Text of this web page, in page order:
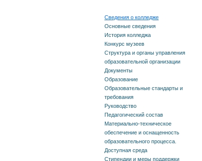
деятельность
Вакантные места для
приема (перевода)
обучающихся
Противодействие
коррупции
Профилактика терроризма
и экстремизма
Сведения о колледже
Основные сведения
История колледжа
Конкурс музеев
Структура и органы управления
образовательной организации
Документы
Образование
Образовательные стандарты и
требования
Руководство
Педагогический состав
Материально-техническое
обеспечение и оснащенность
образовательного процесса.
Доступная среда
Стипендии и меры поддержки